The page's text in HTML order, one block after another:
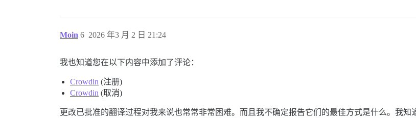
Moin 2026 年3 月 2 日 21:24
6
我也知道您在以下内容中添加了评论：
Crowdin (注册)
Crowdin (取消)
更改已批准的翻译过程对我来说也常常非常困难。而且我不确定报告它们的最佳方式是什么。我